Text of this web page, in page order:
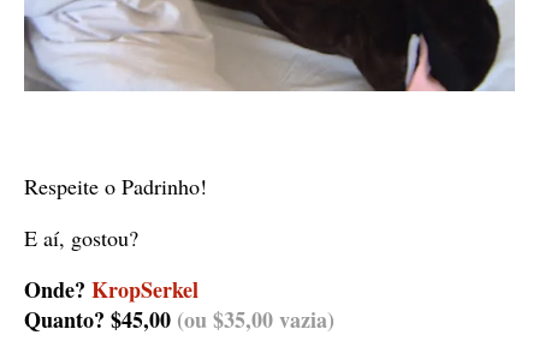
Respeite o Padrinho!
E aí, gostou?
Onde? KropSerkel
Quanto? $45,00 (ou $35,00 vazia)